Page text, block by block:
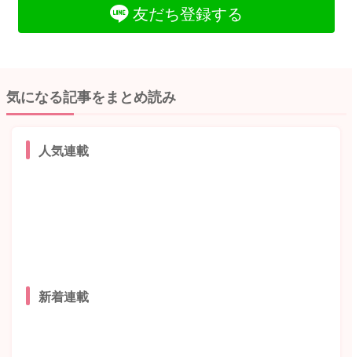
友だち登録する
気になる記事をまとめ読み
人気連載
新着連載